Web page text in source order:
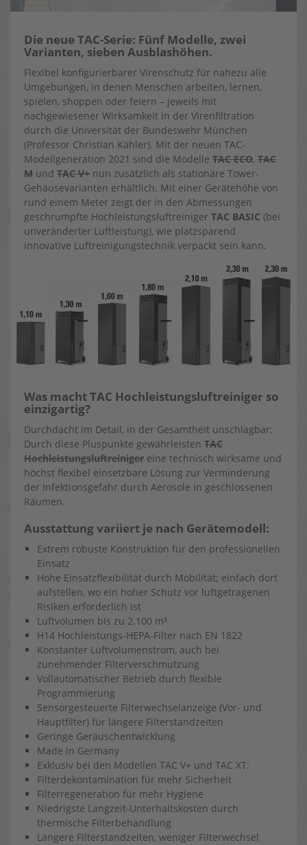
Die neue TAC-Serie: Fünf Modelle, zwei
Varianten, sieben Ausblashöhen.
Flexibel konfigurierbarer Virenschutz für nahezu alle
Umgebungen, in denen Menschen arbeiten, lernen,
spielen, shoppen oder feiern – jeweils mit
nachgewiesener Wirksamkeit in der Virenfiltration
durch die Universität der Bundeswehr München
(Professor Christian Kähler). Mit der neuen TAC-
Modellgeneration 2021 sind die Modelle TAC ECO, TAC
M und TAC V+ nun zusätzlich als stationäre Tower-
Gehäusevarianten erhältlich. Mit einer Gerätehöhe von
rund einem Meter zeigt der in den Abmessungen
geschrumpfte Hochleistungsluftreiniger TAC BASIC (bei
unveränderter Luftleistung), wie platzsparend
innovative Luftreinigungstechnik verpackt sein kann.
Was macht TAC Hochleistungsluftreiniger so
einzigartig?
Durchdacht im Detail, in der Gesamtheit unschlagbar:
Durch diese Pluspunkte gewährleisten TAC
Hochleistungsluftreiniger eine technisch wirksame und
höchst flexibel einsetzbare Lösung zur Verminderung
der Infektionsgefahr durch Aerosole in geschlossenen
Räumen.
Ausstattung variiert je nach Gerätemodell:
Extrem robuste Konstruktion für den professionellen
Einsatz
Hohe Einsatzflexibilität durch Mobilität; einfach dort
aufstellen, wo ein hoher Schutz vor luftgetragenen
Risiken erforderlich ist
Luftvolumen bis zu 2.100 m³
H14 Hochleistungs-HEPA-Filter nach EN 1822
Konstanter Luftvolumenstrom, auch bei
zunehmender Filterverschmutzung
Vollautomatischer Betrieb durch flexible
Programmierung
Sensorgesteuerte Filterwechselanzeige (Vor- und
Hauptfilter) für längere Filterstandzeiten
Geringe Geräuschentwicklung
Made in Germany
Exklusiv bei den Modellen TAC V+ und TAC XT:
Filterdekontamination für mehr Sicherheit
Filterregeneration für mehr Hygiene
Niedrigste Langzeit-Unterhaltskosten durch
thermische Filterbehandlung
Längere Filterstandzeiten, weniger Filterwechsel